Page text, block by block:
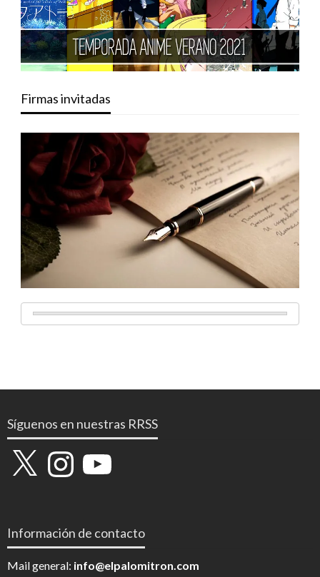
Firmas invitadas
Síguenos en nuestras RRSS
X InstagramYouTube
Información de contacto
Mail general: info@elpalomitron.com